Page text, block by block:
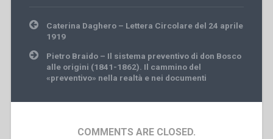
Post
navigation
Caterina Daghero – Lettera Circolare del 24 aprile
1919
Pietro Braido – Il sistema preventivo di don Bosco
alle origini (1841-1862). Il cammino del
«preventivo» nella realtà e nei documenti
COMMENTS ARE CLOSED.